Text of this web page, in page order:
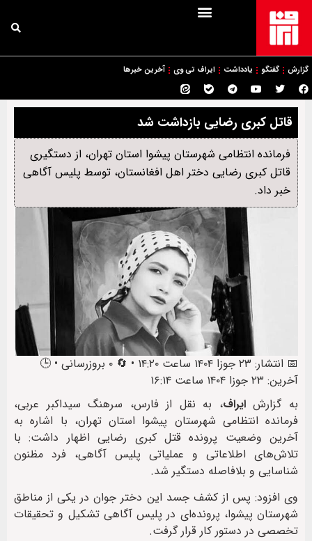
گزارش گفتگو یادداشت ایراف تی وی آخرین خبرها
قاتل کبری رضایی بازداشت شد
فرمانده انتظامی شهرستان پیشوا استان تهران، از دستگیری
قاتل کبری رضایی دختر اهل افغانستان، توسط پلیس آگاهی
خبر داد.
📅 انتشار: ۲۳ جوزا ۱۴۰۴ ساعت ۱۴:۲۰ • 🔄 ۰ بروزرسانی • 🕒
آخرین: ۲۳ جوزا ۱۴۰۴ ساعت ۱۶:۱۴
به گزارشایراف، به نقل از فارس، سرهنگ سیداکبر عربی،
فرمانده انتظامی شهرستان پیشوا استان تهران، با اشاره به
آخرین وضعیت پرونده قتل کبری رضایی اظهار داشت: با
تلاش‌های اطلاعاتی و عملیاتی پلیس آگاهی، فرد مظنون
شناسایی و بلافاصله دستگیر شد.
وی افزود: پس از کشف جسد این دختر جوان در یکی از مناطق
شهرستان پیشوا، پرونده‌ای در پلیس آگاهی تشکیل و تحقیقات
تخصصی در دستور کار قرار گرفت.